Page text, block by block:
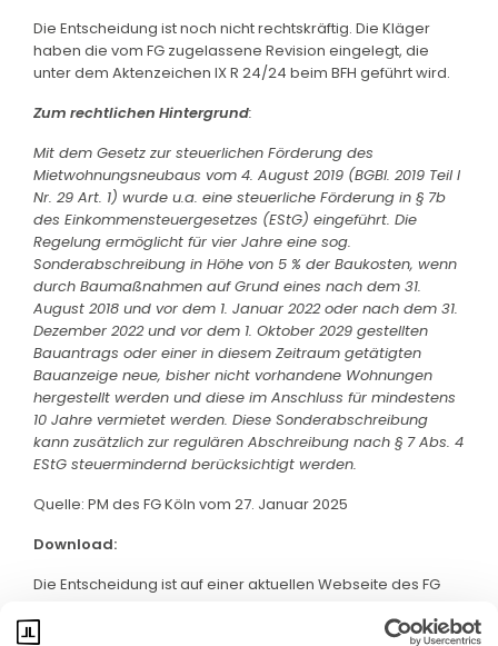
Die Entscheidung ist noch nicht rechtskräftig. Die Kläger
haben die vom FG zugelassene Revision eingelegt, die
unter dem Aktenzeichen IX R 24/24 beim BFH geführt wird.
Zum rechtlichen Hintergrund:
Mit dem Gesetz zur steuerlichen Förderung des
Mietwohnungsneubaus vom 4. August 2019 (BGBl. 2019 Teil I
Nr. 29 Art. 1) wurde u.a. eine steuerliche Förderung in § 7b
des Einkommensteuergesetzes (EStG) eingeführt. Die
Regelung ermöglicht für vier Jahre eine sog.
Sonderabschreibung in Höhe von 5 % der Baukosten, wenn
durch Baumaßnahmen auf Grund eines nach dem 31.
August 2018 und vor dem 1. Januar 2022 oder nach dem 31.
Dezember 2022 und vor dem 1. Oktober 2029 gestellten
Bauantrags oder einer in diesem Zeitraum getätigten
Bauanzeige neue, bisher nicht vorhandene Wohnungen
hergestellt werden und diese im Anschluss für mindestens
10 Jahre vermietet werden. Diese Sonderabschreibung
kann zusätzlich zur regulären Abschreibung nach § 7 Abs. 4
EStG steuermindernd berücksichtigt werden.
Quelle: PM des FG Köln vom 27. Januar 2025
Download:
Die Entscheidung ist auf einer aktuellen Webseite des FG